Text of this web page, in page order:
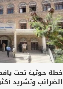
خطة حوثية تحت
الضرائب وتشريد أكثر من 7